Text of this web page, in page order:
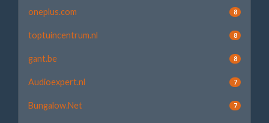
oneplus.com 8
toptuincentrum.nl 8
gant.be 8
Audioexpert.nl 7
Bungalow.Net 7